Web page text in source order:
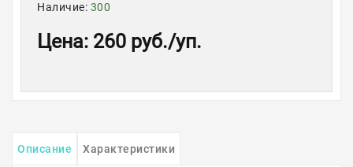
Наличие: 300
Цена: 260 руб./уп.
Описание Характеристики